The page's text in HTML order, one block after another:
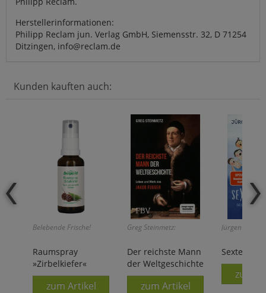
Herstellerinformationen:
Philipp Reclam jun. Verlag GmbH, Siemensstr. 32, D 71254
Ditzingen, info@reclam.de
Kunden kauften auch:
Belebende Frische!
Raumspray
»Zirbelkiefer«
zum Artikel
Greg Steinmetz:
Der reichste Mann
der Weltgeschichte
zum Artikel
Jürgen von
zum